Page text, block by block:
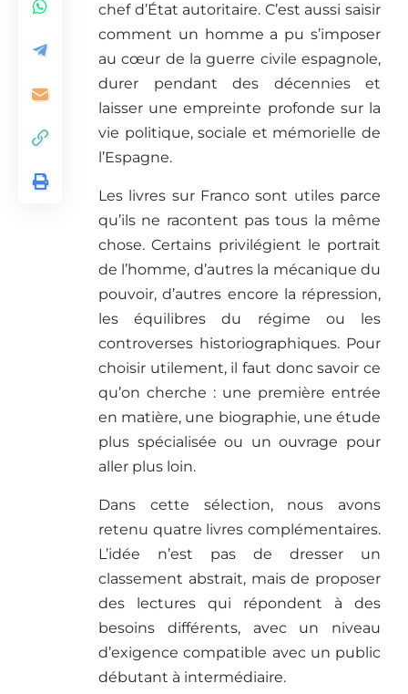
chef d’État autoritaire. C’est aussi saisir
comment un homme a pu s’imposer
au cœur de la guerre civile espagnole,
durer pendant des décennies et
laisser une empreinte profonde sur la
vie politique, sociale et mémorielle de
l’Espagne.
Les livres sur Franco sont utiles parce
qu’ils ne racontent pas tous la même
chose. Certains privilégient le portrait
de l’homme, d’autres la mécanique du
pouvoir, d’autres encore la répression,
les équilibres du régime ou les
controverses historiographiques. Pour
choisir utilement, il faut donc savoir ce
qu’on cherche : une première entrée
en matière, une biographie, une étude
plus spécialisée ou un ouvrage pour
aller plus loin.
Dans cette sélection, nous avons
retenu quatre livres complémentaires.
L’idée n’est pas de dresser un
classement abstrait, mais de proposer
des lectures qui répondent à des
besoins différents, avec un niveau
d’exigence compatible avec un public
débutant à intermédiaire.